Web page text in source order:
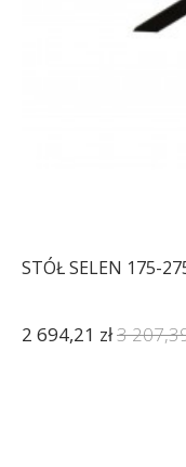
STÓŁ SELEN 175-
2 694,21 zł3